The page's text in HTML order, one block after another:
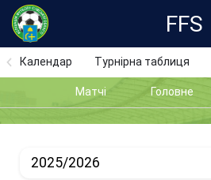
FFS
Календар Турнірна таблиця
Матчі Головне
2025/2026